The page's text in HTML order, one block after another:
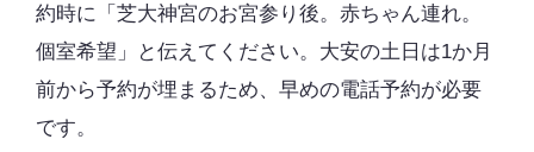
約時に「芝大神宮のお宮参り後。赤ちゃん連れ。
個室希望」と伝えてください。大安の土日は1か月
前から予約が埋まるため、早めの電話予約が必要
です。